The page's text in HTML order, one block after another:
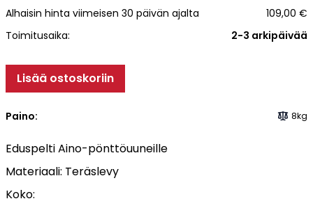
Grillit ja pihakeittiöt
Tiilet
Outlet
Käyttöehdot
Alhaisin hinta viimeisen 30 päivän ajalta 109,00 €
Toimitusaika:
2-3 arkipäivää
Lisää ostoskoriin
Paino: 8kg
Eduspelti Aino-pönttöuuneille
Materiaali: Teräslevy
Koko: